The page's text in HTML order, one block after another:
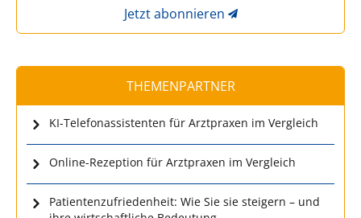
Jetzt abonnieren
THEMENPARTNER
KI-Telefonassistenten für Arztpraxen im Vergleich
Online-Rezeption für Arztpraxen im Vergleich
Patientenzufriedenheit: Wie Sie sie steigern – und